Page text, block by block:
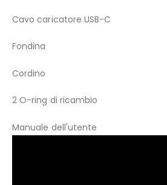
Cavo caricatore USB-C
Fondina
Cordino
2 O-ring di ricambio
Manuale dell'utente